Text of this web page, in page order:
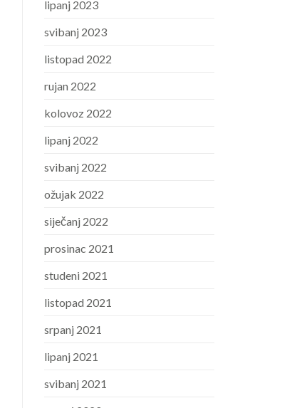
lipanj 2023
svibanj 2023
listopad 2022
rujan 2022
kolovoz 2022
lipanj 2022
svibanj 2022
ožujak 2022
siječanj 2022
prosinac 2021
studeni 2021
listopad 2021
srpanj 2021
lipanj 2021
svibanj 2021